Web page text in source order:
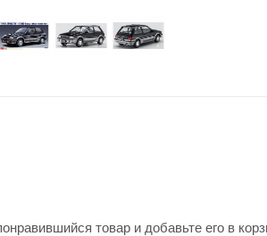
товар и добавьте его в